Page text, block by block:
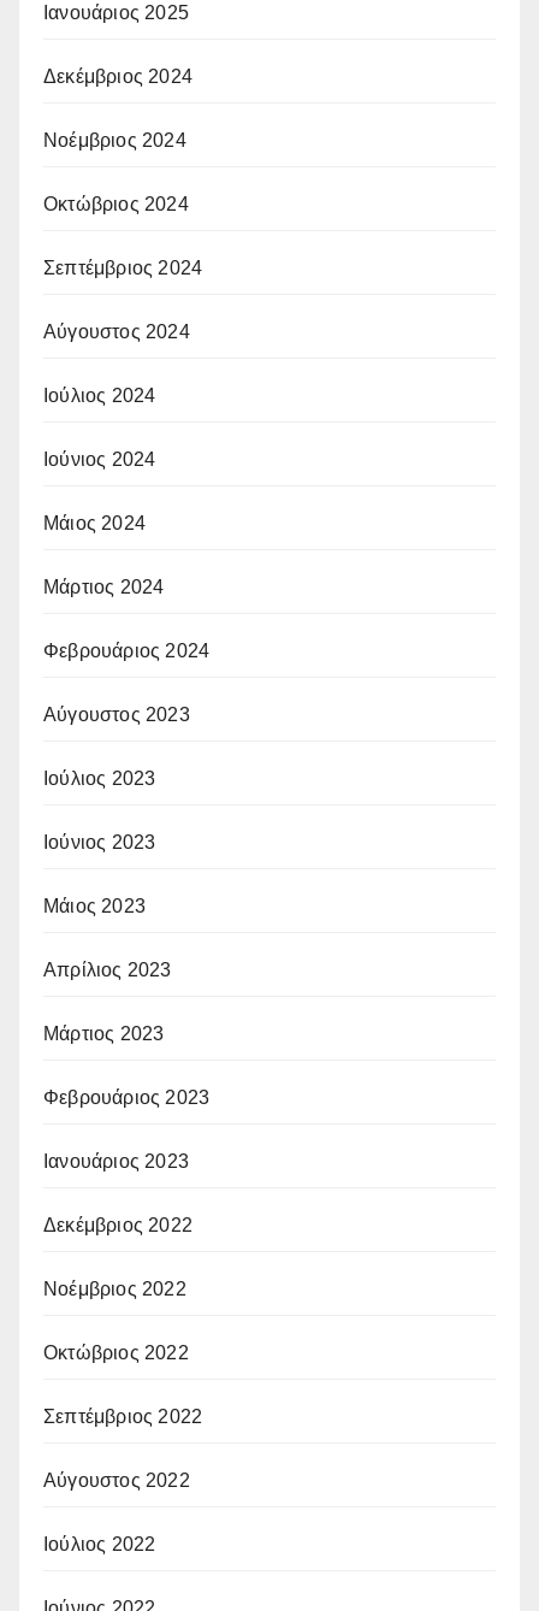
Ιανουάριος 2025
Δεκέμβριος 2024
Νοέμβριος 2024
Οκτώβριος 2024
Σεπτέμβριος 2024
Αύγουστος 2024
Ιούλιος 2024
Ιούνιος 2024
Μάιος 2024
Μάρτιος 2024
Φεβρουάριος 2024
Αύγουστος 2023
Ιούλιος 2023
Ιούνιος 2023
Μάιος 2023
Απρίλιος 2023
Μάρτιος 2023
Φεβρουάριος 2023
Ιανουάριος 2023
Δεκέμβριος 2022
Νοέμβριος 2022
Οκτώβριος 2022
Σεπτέμβριος 2022
Αύγουστος 2022
Ιούλιος 2022